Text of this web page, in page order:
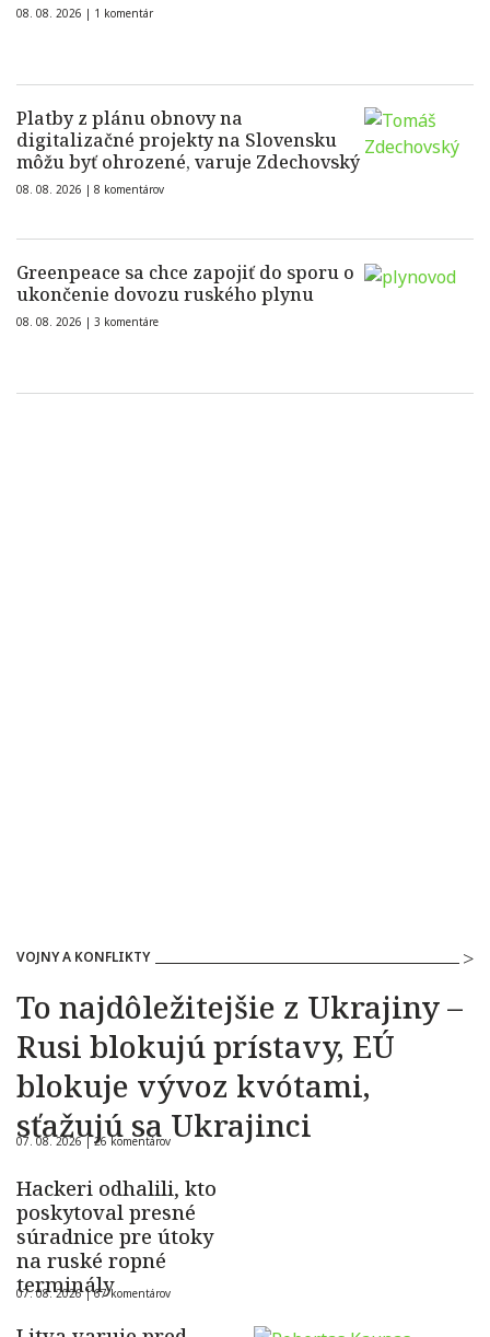
08. 08. 2026 | 1 komentár
Platby z plánu obnovy na
digitalizačné projekty na Slovensku
môžu byť ohrozené, varuje Zdechovský
08. 08. 2026 | 8 komentárov
Greenpeace sa chce zapojiť do sporu o
ukončenie dovozu ruského plynu
08. 08. 2026 | 3 komentáre
VOJNY A KONFLIKTY
To najdôležitejšie z Ukrajiny –
Rusi blokujú prístavy, EÚ
blokuje vývoz kvótami,
sťažujú sa Ukrajinci
07. 08. 2026 |26 komentárov
Hackeri odhalili, kto
poskytoval presné
súradnice pre útoky
na ruské ropné
terminály
07. 08. 2026 |67 komentárov